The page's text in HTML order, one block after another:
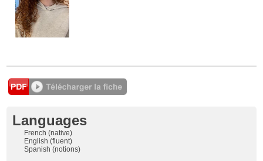
Languages
French (native)
English (fluent)
Spanish (notions)